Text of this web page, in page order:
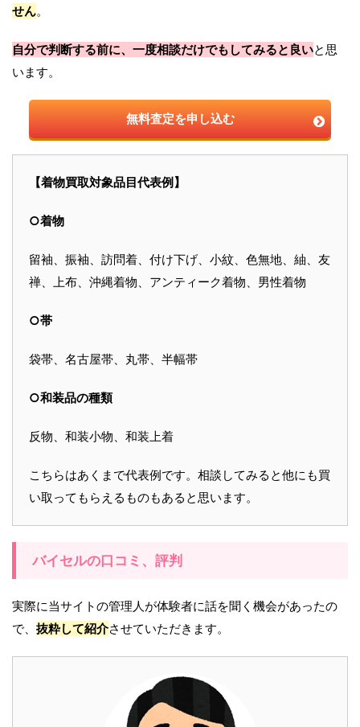
せん。
自分で判断する前に、一度相談だけでもしてみると良いと思
います。
無料査定を申し込む
【着物買取対象品目代表例】
○着物
留袖、振袖、訪問着、付け下げ、小紋、色無地、紬、友
禅、上布、沖縄着物、アンティーク着物、男性着物
○帯
袋帯、名古屋帯、丸帯、半幅帯
○和装品の種類
反物、和装小物、和装上着
こちらはあくまで代表例です。相談してみると他にも買
い取ってもらえるものもあると思います。
バイセルの口コミ、評判
実際に当サイトの管理人が体験者に話を聞く機会があったの
で、 抜粋して紹介させていただきます。